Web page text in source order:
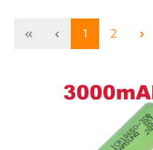
Seite
1 Seite
2